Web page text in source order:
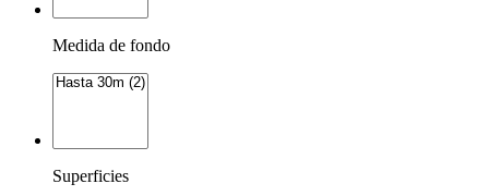
Medida de fondo
Superficies